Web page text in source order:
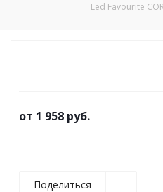
Led Favourite
от 1 958 руб.
Поделиться